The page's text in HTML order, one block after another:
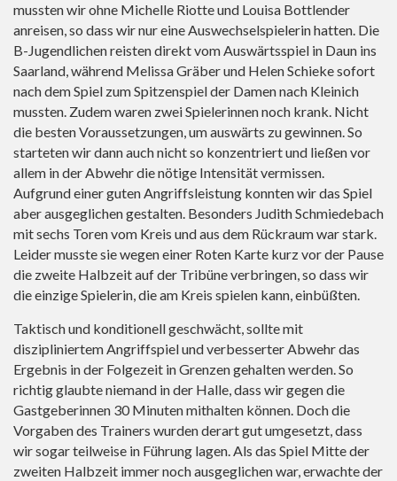
mussten wir ohne Michelle Riotte und Louisa Bottlender
anreisen, so dass wir nur eine Auswechselspielerin hatten. Die
B-Jugendlichen reisten direkt vom Auswärtsspiel in Daun ins
Saarland, während Melissa Gräber und Helen Schieke sofort
nach dem Spiel zum Spitzenspiel der Damen nach Kleinich
mussten. Zudem waren zwei Spielerinnen noch krank. Nicht
die besten Voraussetzungen, um auswärts zu gewinnen. So
starteten wir dann auch nicht so konzentriert und ließen vor
allem in der Abwehr die nötige Intensität vermissen.
Aufgrund einer guten Angriffsleistung konnten wir das Spiel
aber ausgeglichen gestalten. Besonders Judith Schmiedebach
mit sechs Toren vom Kreis und aus dem Rückraum war stark.
Leider musste sie wegen einer Roten Karte kurz vor der Pause
die zweite Halbzeit auf der Tribüne verbringen, so dass wir
die einzige Spielerin, die am Kreis spielen kann, einbüßten.
Taktisch und konditionell geschwächt, sollte mit
diszipliniertem Angriffspiel und verbesserter Abwehr das
Ergebnis in der Folgezeit in Grenzen gehalten werden. So
richtig glaubte niemand in der Halle, dass wir gegen die
Gastgeberinnen 30 Minuten mithalten können. Doch die
Vorgaben des Trainers wurden derart gut umgesetzt, dass
wir sogar teilweise in Führung lagen. Als das Spiel Mitte der
zweiten Halbzeit immer noch ausgeglichen war, erwachte der